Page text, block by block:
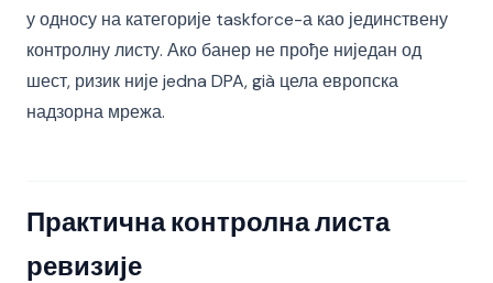
у односу на категорије taskforce-а као јединствену
контролну листу. Ако банер не прође ниједан од
шест, ризик није jedna DPA, già цела европска
надзорна мрежа.
Практична контролна листа
ревизије